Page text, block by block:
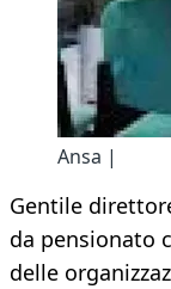
Ansa |
Gentile
da pensionato
delle